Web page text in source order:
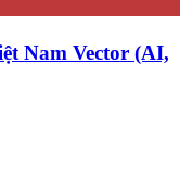
Nam Vector (AI,